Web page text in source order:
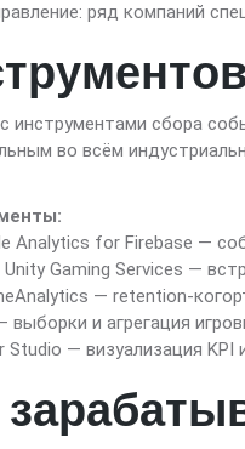
ряд компаний
инструментами сбора
во всём
Analytics for Firebase —
Gaming Services —
— retention-
выборки и агрегация
Studio — визуализация KPI